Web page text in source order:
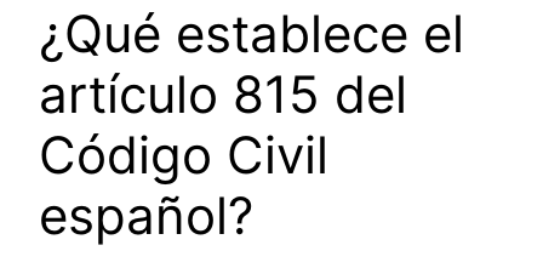
¿Qué establece el
artículo 815 del
Código Civil
español?